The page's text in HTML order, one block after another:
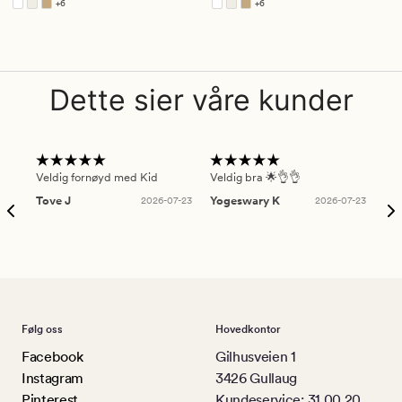
+6
Tilgjengelig i flere farger +6
Tilgjengelig i flere farger
Dette sier våre kunder
Veldig fornøyd med Kid
Tove J
2026-07-23
Veldig bra 🌟👌👌
Yogeswary K
2026-07-23
Følg oss
Facebook
Instagram
Hovedkontor
Gilhusveien 1
3426 Gullaug